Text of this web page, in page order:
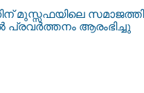
മുസ്സഫയിലെ
ആരംഭിച്ചു